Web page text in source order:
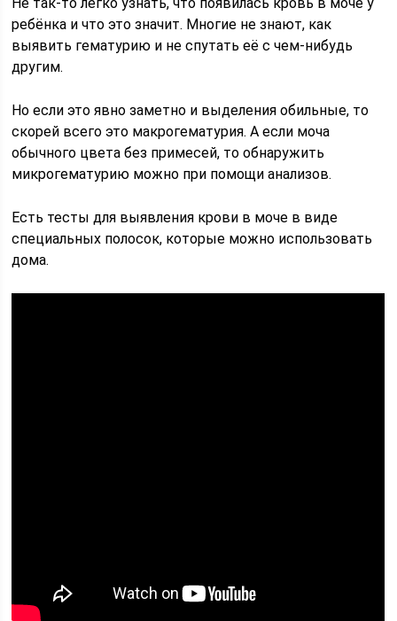
ребёнка и что это значит. Многие не знают, как
выявить гематурию и не спутать её с чем-нибудь
другим.
Но если это явно заметно и выделения обильные, то
скорей всего это макрогематурия. А если моча
обычного цвета без примесей, то обнаружить
микрогематурию можно при помощи анализов.
Есть тесты для выявления крови в моче в виде
специальных полосок, которые можно использовать
дома.